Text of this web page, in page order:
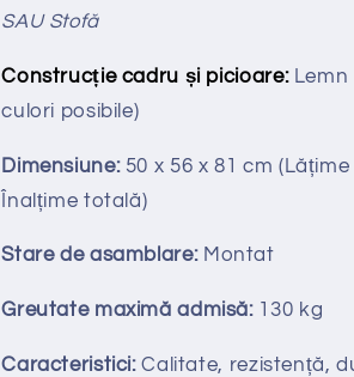
SAU Stofă
Construcție cadru și picioare:
culori posibile)
Dimensiune: 50 x 56 x 81 cm
Înalțime totală)
Stare de asamblare: Montat
Greutate maximă admisă: 130 kg
Caracteristici:Calitate, rezistență,